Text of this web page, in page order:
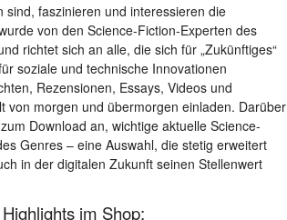
faszinieren und interessieren die
von den Science-Fiction-Experten des
richtet sich an alle, die sich für „Zukünftiges“
soziale und technische Innovationen
Rezensionen, Essays, Videos und
von morgen und übermorgen einladen. Darüber
Download an, wichtige aktuelle Science-
Genres – eine Auswahl, die stetig erweitert
in der digitalen Zukunft seinen Stellenwert
Highlights im Shop: